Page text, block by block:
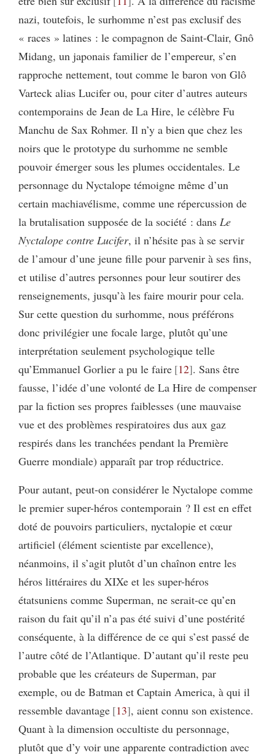
nazi, toutefois, le surhomme n’est pas exclusif des
« races » latines : le compagnon de Saint-Clair, Gnô
Midang, un japonais familier de l’empereur, s’en
rapproche nettement, tout comme le baron von Glô
Varteck alias Lucifer ou, pour citer d’autres auteurs
contemporains de Jean de La Hire, le célèbre Fu
Manchu de Sax Rohmer. Il n’y a bien que chez les
noirs que le prototype du surhomme ne semble
pouvoir émerger sous les plumes occidentales. Le
personnage du Nyctalope témoigne même d’un
certain machiavélisme, comme une répercussion de
la brutalisation supposée de la société : dans Le
Nyctalope contre Lucifer, il n’hésite pas à se servir
de l’amour d’une jeune fille pour parvenir à ses fins,
et utilise d’autres personnes pour leur soutirer des
renseignements, jusqu’à les faire mourir pour cela.
Sur cette question du surhomme, nous préférons
donc privilégier une focale large, plutôt qu’une
interprétation seulement psychologique telle
qu’Emmanuel Gorlier a pu le faire 12 . Sans être
fausse, l’idée d’une volonté de La Hire de compenser
par la fiction ses propres faiblesses (une mauvaise
vue et des problèmes respiratoires dus aux gaz
respirés dans les tranchées pendant la Première
Guerre mondiale) apparaît par trop réductrice.
Pour autant, peut-on considérer le Nyctalope comme
le premier super-héros contemporain ? Il est en effet
doté de pouvoirs particuliers, nyctalopie et cœur
artificiel (élément scientiste par excellence),
néanmoins, il s’agit plutôt d’un chaînon entre les
héros littéraires du XIXe et les super-héros
étatsuniens comme Superman, ne serait-ce qu’en
raison du fait qu’il n’a pas été suivi d’une postérité
conséquente, à la différence de ce qui s’est passé de
l’autre côté de l’Atlantique. D’autant qu’il reste peu
probable que les créateurs de Superman, par
exemple, ou de Batman et Captain America, à qui il
ressemble davantage 13 , aient connu son existence.
Quant à la dimension occultiste du personnage,
plutôt que d’y voir une apparente contradiction avec